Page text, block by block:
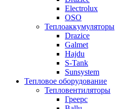
Electrolux
OSO
Теплоаккумуляторы
Drazice
Galmet
Hajdu
S-Tank
Sunsystem
Тепловое оборудование
Тепловентиляторы
Греерс